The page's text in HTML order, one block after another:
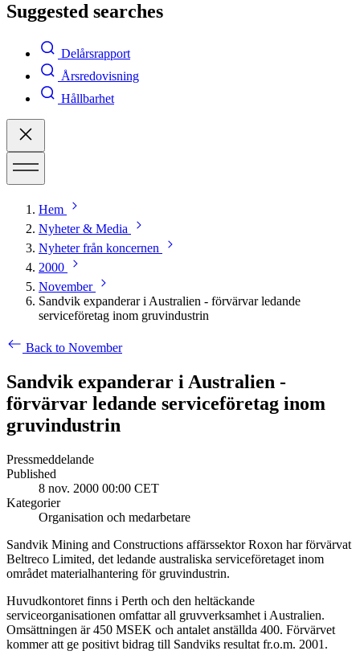
Suggested searches
Delårsrapport
Årsredovisning
Hållbarhet
Hem
Nyheter & Media
Nyheter från koncernen
2000
November
Sandvik expanderar i Australien - förvärvar ledande
serviceföretag inom gruvindustrin
Back to November
Sandvik expanderar i Australien -
förvärvar ledande serviceföretag inom
gruvindustrin
Pressmeddelande
Published
8 nov. 2000 00:00 CET
Kategorier
Organisation och medarbetare
Sandvik Mining and Constructions affärssektor Roxon har förvärvat
Beltreco Limited, det ledande australiska serviceföretaget inom
området materialhantering för gruvindustrin.
Huvudkontoret finns i Perth och den heltäckande
serviceorganisationen omfattar all gruvverksamhet i Australien.
Omsättningen är 450 MSEK och antalet anställda 400. Förvärvet
kommer att ge positivt bidrag till Sandviks resultat fr.o.m. 2001.